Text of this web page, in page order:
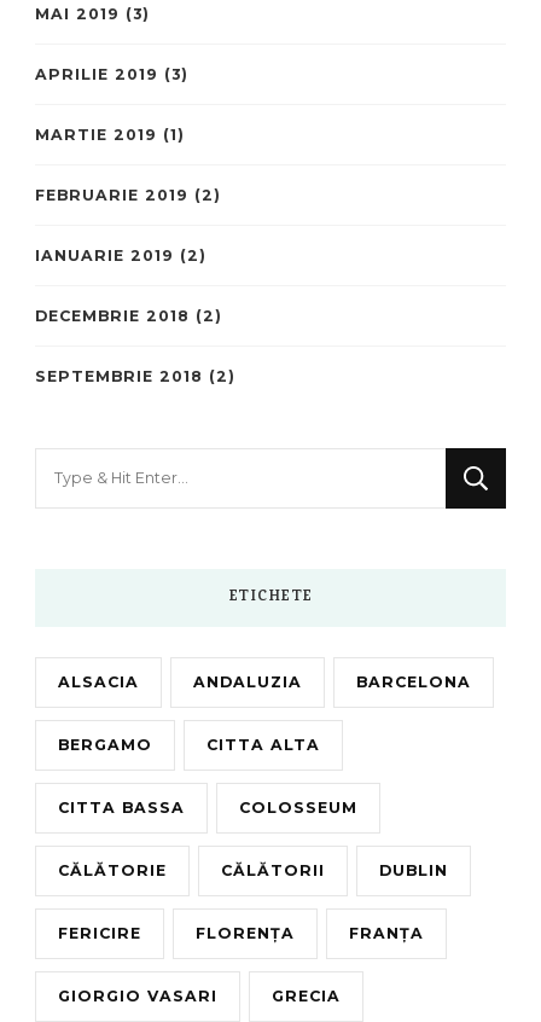
MAI 2019 (3)
APRILIE 2019 (3)
MARTIE 2019 (1)
FEBRUARIE 2019 (2)
IANUARIE 2019 (2)
DECEMBRIE 2018 (2)
SEPTEMBRIE 2018 (2)
ETICHETE
ALSACIA ANDALUZIA BARCELONA
BERGAMO CITTA ALTA
CITTA BASSA COLOSSEUM
CĂLĂTORIE CĂLĂTORII DUBLIN
FERICIRE FLORENȚA FRANȚA
GIORGIO VASARI GRECIA